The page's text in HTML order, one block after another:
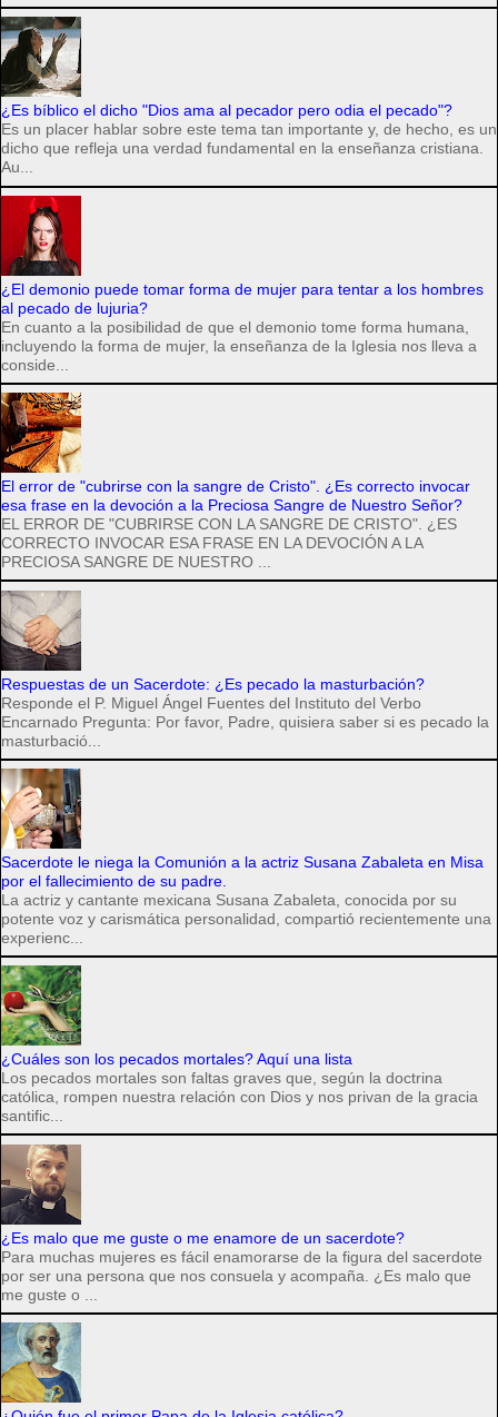
¿Es bíblico el dicho "Dios ama al pecador pero odia el pecado"?
Es un placer hablar sobre este tema tan importante y, de hecho, es un
dicho que refleja una verdad fundamental en la enseñanza cristiana.
Au...
¿El demonio puede tomar forma de mujer para tentar a los hombres
al pecado de lujuria?
En cuanto a la posibilidad de que el demonio tome forma humana,
incluyendo la forma de mujer, la enseñanza de la Iglesia nos lleva a
conside...
El error de "cubrirse con la sangre de Cristo". ¿Es correcto invocar
esa frase en la devoción a la Preciosa Sangre de Nuestro Señor?
EL ERROR DE "CUBRIRSE CON LA SANGRE DE CRISTO". ¿ES
CORRECTO INVOCAR ESA FRASE EN LA DEVOCIÓN A LA
PRECIOSA SANGRE DE NUESTRO ...
Respuestas de un Sacerdote: ¿Es pecado la masturbación?
Responde el P. Miguel Ángel Fuentes del Instituto del Verbo
Encarnado Pregunta: Por favor, Padre, quisiera saber si es pecado la
masturbació...
Sacerdote le niega la Comunión a la actriz Susana Zabaleta en Misa
por el fallecimiento de su padre.
La actriz y cantante mexicana Susana Zabaleta, conocida por su
potente voz y carismática personalidad, compartió recientemente una
experienc...
¿Cuáles son los pecados mortales? Aquí una lista
Los pecados mortales son faltas graves que, según la doctrina
católica, rompen nuestra relación con Dios y nos privan de la gracia
santific...
¿Es malo que me guste o me enamore de un sacerdote?
Para muchas mujeres es fácil enamorarse de la figura del sacerdote
por ser una persona que nos consuela y acompaña. ¿Es malo que
me guste o ...